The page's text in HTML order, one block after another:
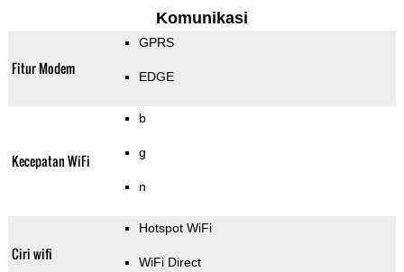
Komunikasi
Fitur Modem
GPRS
EDGE
Kecepatan WiFi
b
g
n
Ciri wifi
Hotspot WiFi
WiFi Direct